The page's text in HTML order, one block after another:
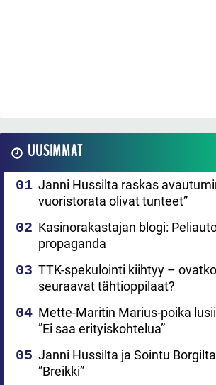
UUSIMMAT
Janni Hussilta raskas
vuoristorata olivat tunteet”
Kasinorakastajan blogi:
propaganda
TTK-spekulointi kiihtyy –
seuraavat tähtioppilaat?
Mette-Maritin Marius-poika
”Ei saa erityiskohtelua”
Janni Hussilta ja Sointu
”Breikki”